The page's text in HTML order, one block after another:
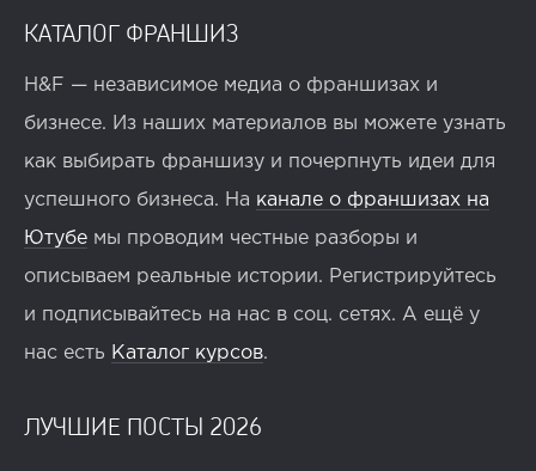
КАТАЛОГ ФРАНШИЗ
H&F — независимое медиа о франшизах и
бизнесе. Из наших материалов вы можете узнать
как выбирать франшизу и почерпнуть идеи для
успешного бизнеса. На канале о франшизах на
Ютубе мы проводим честные разборы и
описываем реальные истории. Регистрируйтесь
и подписывайтесь на нас в соц. сетях. А ещё у
нас есть Каталог курсов.
ЛУЧШИЕ ПОСТЫ 2026